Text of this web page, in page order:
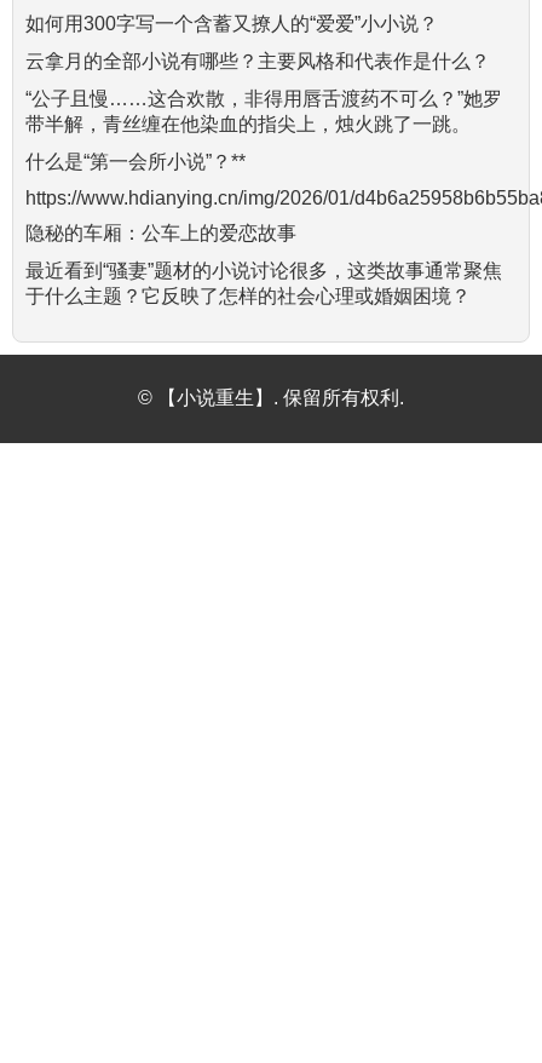
如何用300字写一个含蓄又撩人的“爱爱”小小说？
云拿月的全部小说有哪些？主要风格和代表作是什么？
“公子且慢……这合欢散，非得用唇舌渡药不可么？”她罗
带半解，青丝缠在他染血的指尖上，烛火跳了一跳。
什么是“第一会所小说”？**
https://www.hdianying.cn/img/2026/01/
隐秘的车厢：公车上的爱恋故事
最近看到“骚妻”题材的小说讨论很多，这类故事通常聚焦
于什么主题？它反映了怎样的社会心理或婚姻困境？
© 【小说重生】. 保留所有权利.